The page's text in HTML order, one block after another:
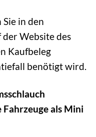
in den
Website des
Kaufbeleg
benötigt wird.
als Mini